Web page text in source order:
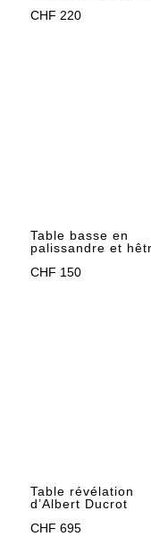
CHF 220
Table basse en
palissandre et
CHF 150
Table révélation
d’Albert Ducrot
CHF 695